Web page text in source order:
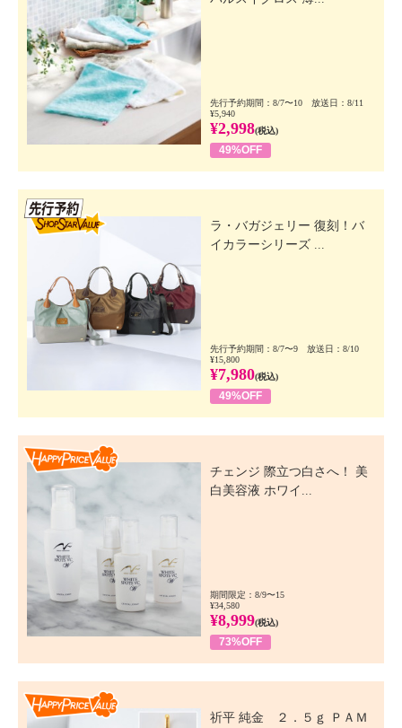
先行予約期間：8/7〜10 放送日：8/11
¥5,940
¥2,998(税込)
49%OFF
ラ・バガジェリー 復刻！バ
イカラーシリーズ ...
先行予約期間：8/7〜9 放送日：8/10
¥15,800
¥7,980(税込)
49%OFF
チェンジ 際立つ白さへ！ 美
白美容液 ホワイ...
期間限定：8/9〜15
¥34,580
¥8,999(税込)
73%OFF
祈平 純金 ２．５ｇ ＰＡＭ